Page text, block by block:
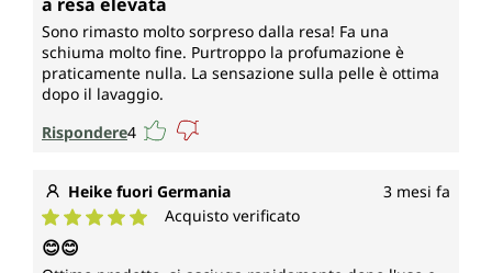
Sono rimasto molto sorpreso dalla resa! Fa una
schiuma molto fine. Purtroppo la profumazione è
praticamente nulla. La sensazione sulla pelle è ottima
dopo il lavaggio.
Rispondere4
Heike fuori Germania 3 mesi fa
Valutazione media di 5 su 5 stelle
Acquisto verificato
😊😊